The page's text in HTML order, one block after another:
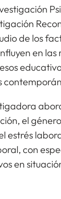
de los
en las
el
estrés
con
en